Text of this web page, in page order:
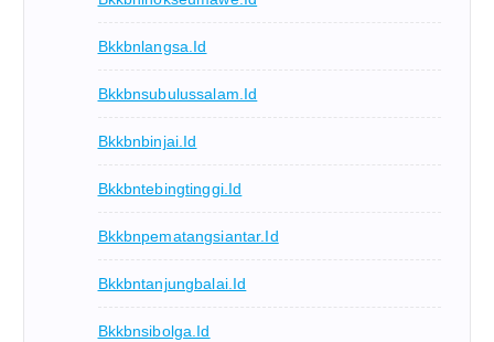
Bkkbnlangsa.id
Bkkbnsubulussalam.id
Bkkbnbinjai.id
Bkkbntebingtinggi.id
Bkkbnpematangsiantar.id
Bkkbntanjungbalai.id
Bkkbnsibolga.id